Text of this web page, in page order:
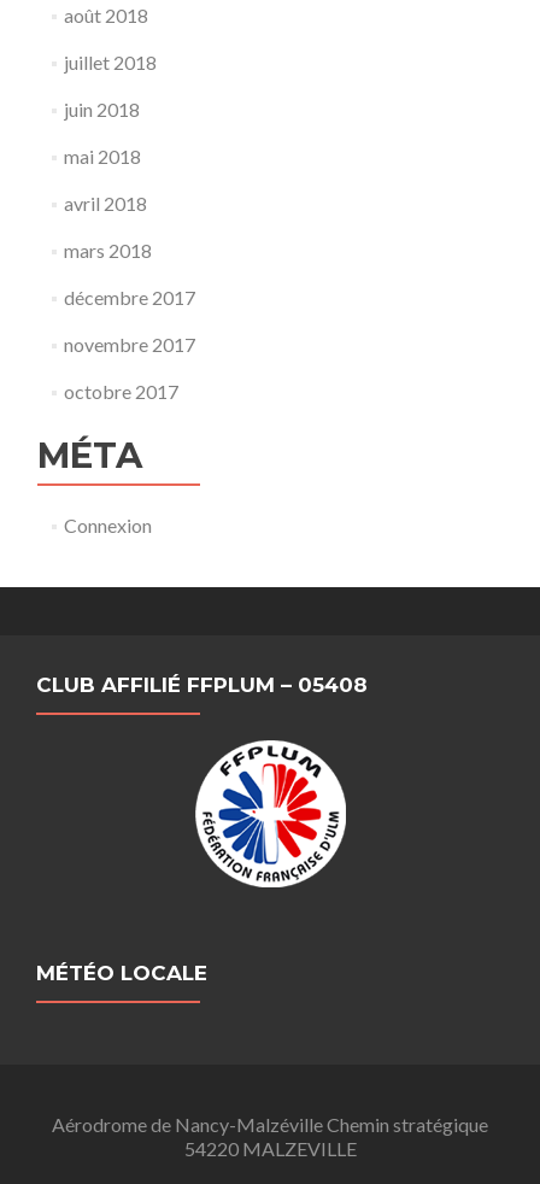
août 2018
juillet 2018
juin 2018
mai 2018
avril 2018
mars 2018
décembre 2017
novembre 2017
octobre 2017
MÉTA
Connexion
CLUB AFFILIÉ FFPLUM – 05408
MÉTÉO LOCALE
Aérodrome de Nancy-Malzéville Chemin stratégique
54220 MALZEVILLE